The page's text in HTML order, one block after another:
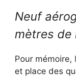
Neuf
mètres de
Pour mémoire,
et place des